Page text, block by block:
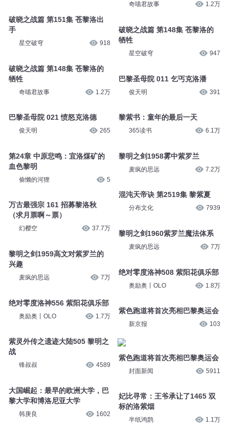
破晓之战篇 第151集 苍黎洛出
手
星空破穹 918
破晓之战篇 第148集 苍黎洛的
牺牲
奇喵君故事 1.2万
巴黎圣母院 021 愤怒克洛德
俊天明 265
第24章 中原悲鸣：宜洛煤矿的
血色黎明
偷懒的河狸 5
万古最强宗 161 招募黎洛秋
（求月票啊～票）
幻樱空 37.7万
黎明之剑1959高文对紫罗兰的
兴趣
麦疯的思远 7万
绝对零度洛神556 紫阳花俱乐部
奥励奥丨OLO 1.7万
紫灵外传之遗迹大陆505 黎明之
战
锋叔叔 4589
大国崛起：最早的欧洲大学，巴
黎大学和博洛尼亚大学
韩庚良 1602
奇喵君故事 1.2万
破晓之战篇 第148集 苍黎洛的
牺牲
星空破穹 947
巴黎圣母院 011 乞丐克洛潘
俊天明 391
黎紫书：童年的最后一天
365读书 6.1万
黎明之剑1958雾中紫罗兰
麦疯的思远 7.2万
混沌天帝诀 第2519集 黎紫夏
分布文化 7939
黎明之剑1960紫罗兰魔法体系
麦疯的思远 7万
绝对零度洛神508 紫阳花俱乐部
奥励奥丨OLO 1.8万
紫色跑道将首次亮相巴黎奥运会
新京报 103
紫色跑道将首次亮相巴黎奥运会
封面新闻 5911
妃比寻常：王爷承让了1465 双
标的洛紫烟
半纸鸿鹊 1.1万